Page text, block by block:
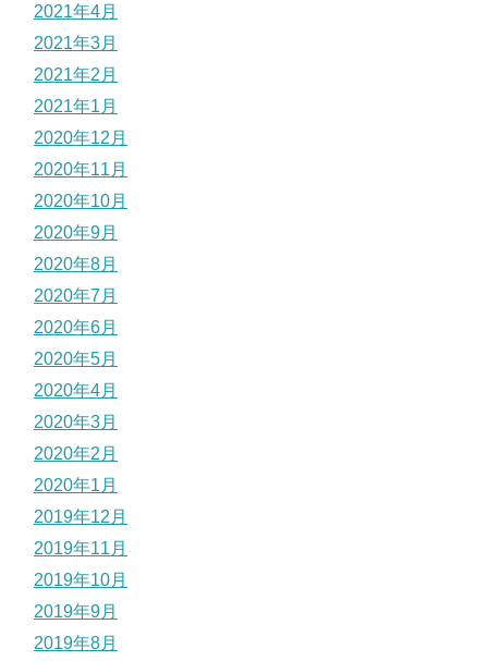
2021年4月
2021年3月
2021年2月
2021年1月
2020年12月
2020年11月
2020年10月
2020年9月
2020年8月
2020年7月
2020年6月
2020年5月
2020年4月
2020年3月
2020年2月
2020年1月
2019年12月
2019年11月
2019年10月
2019年9月
2019年8月